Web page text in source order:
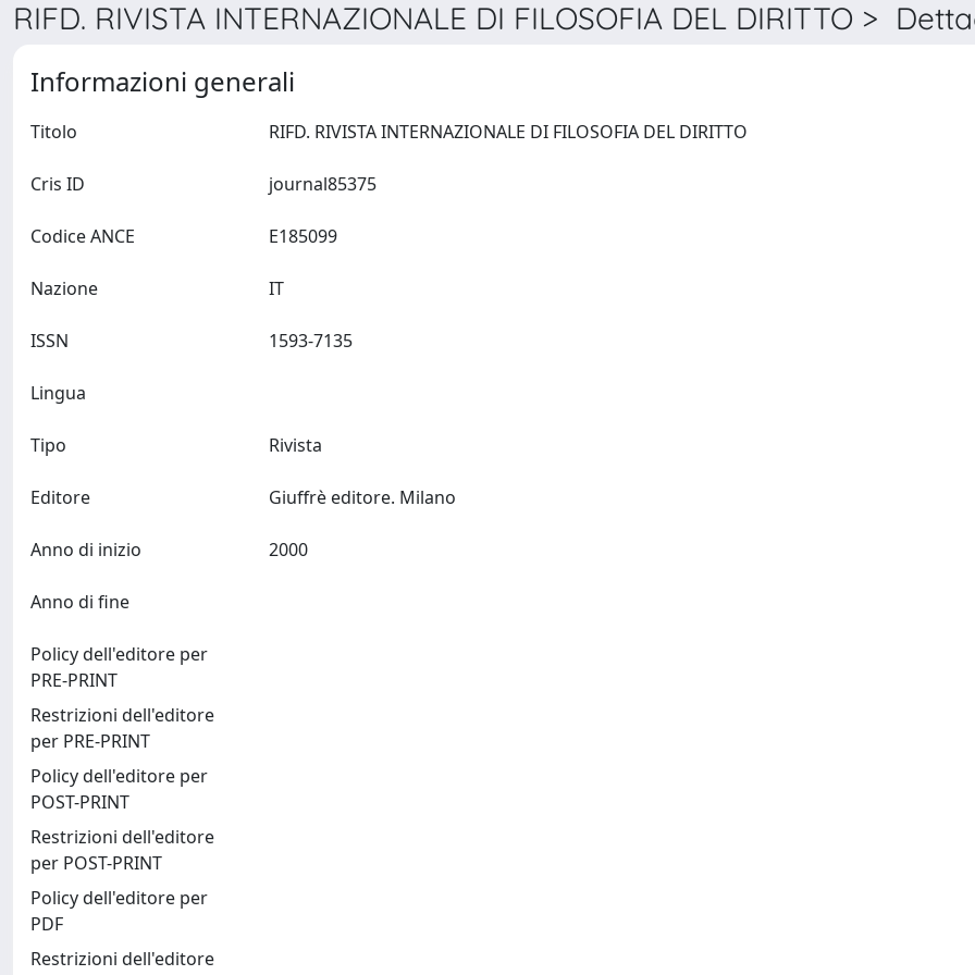
RIFD. RIVISTA INTERNAZIONALE DI FILOSOFIA DEL DIRITTO >
Informazioni generali
Titolo
Cris ID
Codice ANCE
Nazione
ISSN
Lingua
Tipo Rivista
Editore
Anno di inizio
Anno di fine
Policy dell'editore per
PRE-PRINT
Restrizioni dell'editore
per PRE-PRINT
Policy dell'editore per
POST-PRINT
Restrizioni dell'editore
per POST-PRINT
Policy dell'editore per
PDF
Restrizioni dell'editore